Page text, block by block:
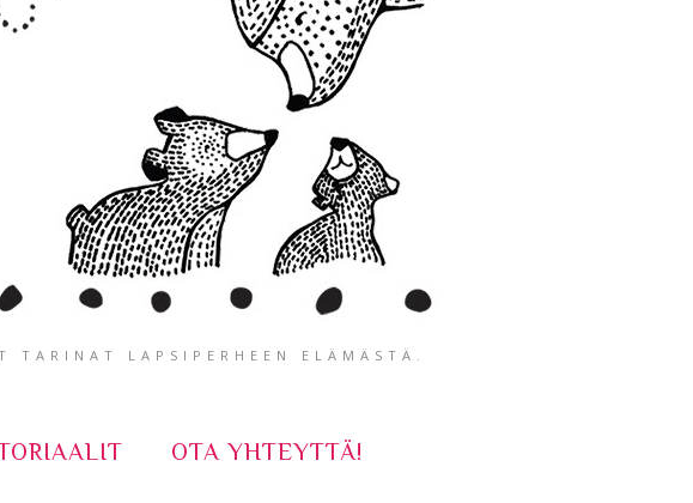
LAPSIPERHEEN ELÄMÄSTÄ.
OTA YHTEYTTÄ!